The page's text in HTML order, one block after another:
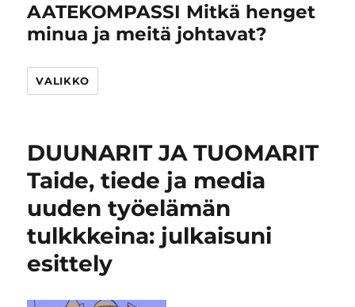
AATEKOMPASSI Mitkä henget
minua ja meitä johtavat?
VALIKKO
DUUNARIT JA TUOMARIT
Taide, tiede ja media
uuden työelämän
tulkkkeina: julkaisuni
esittely